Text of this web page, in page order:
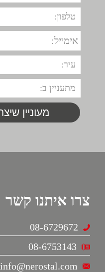
צרו איתנו קשר
08-6729672
08-6753143
info@nerostal.com